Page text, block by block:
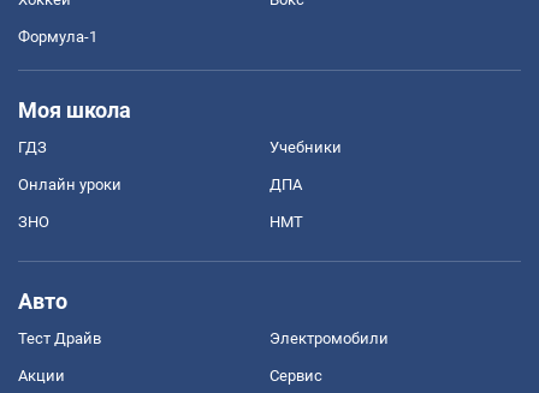
Формула-1
Моя школа
ГДЗ Учебники
Онлайн уроки ДПА
ЗНО НМТ
Авто
Тест Драйв Электромобили
Акции Сервис